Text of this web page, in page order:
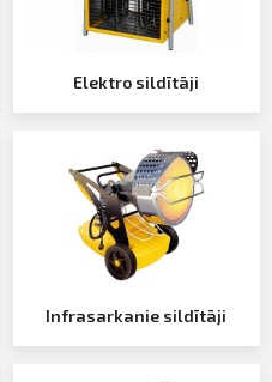
Elektro sildītāji
Infrasarkanie sildītāji